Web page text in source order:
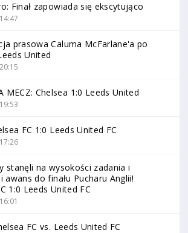
Finał zapowiada się ekscytująco
prasowa Caluma McFarlane'a po
United
MECZ: Chelsea 1:0 Leeds United
FC 1:0 Leeds United FC
stanęli na wysokości zadania i
awans do finału Pucharu Anglii!
1:0 Leeds United FC
FC vs. Leeds United FC